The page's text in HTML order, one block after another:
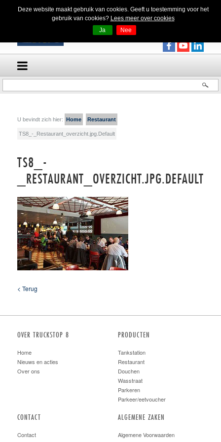
Deze website maakt gebruik van cookies. Geeft u toestemming voor het
gebruik van cookies? Lees meer over cookies
Ja
Nee
U bevindt zich hier: Home Restaurant
TS8_-_Restaurant_overzicht.jpg.Default
TS8_-
_RESTAURANT_OVERZICHT.JPG.DEFAULT
< Terug
OVER TRUCKSTOP 8
Home
Nieuws en acties
Over ons
PRODUCTEN
Tankstation
Restaurant
Douchen
Wasstraat
Parkeren
Parkeer/eetvoucher
CONTACT
Contact
ALGEMENE ZAKEN
Algemene Voorwaarden